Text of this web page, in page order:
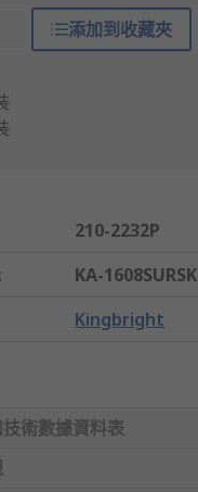
添加到收藏夾
210-2232P
:
KA-1608SURSK
Kingbright
術數據資料表